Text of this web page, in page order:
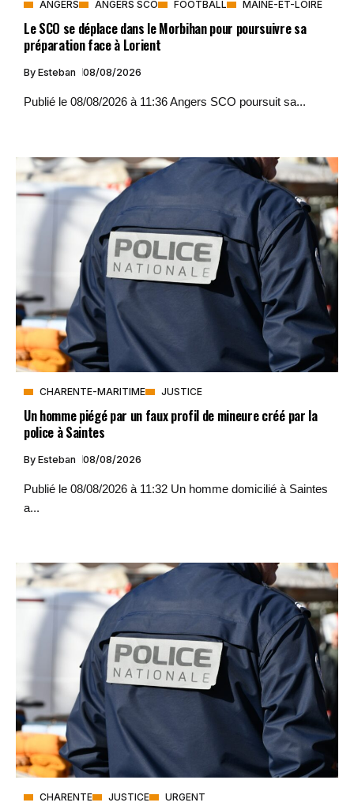
ANGERS ANGERS SCO FOOTBALL MAINE-ET-LOIRE
Le SCO se déplace dans le Morbihan pour poursuivre sa
préparation face à Lorient
By Esteban 08/08/2026
Publié le 08/08/2026 à 11:36 Angers SCO poursuit sa...
CHARENTE-MARITIME JUSTICE
Un homme piégé par un faux profil de mineure créé par la
police à Saintes
By Esteban 08/08/2026
Publié le 08/08/2026 à 11:32 Un homme domicilié à Saintes
a...
CHARENTE JUSTICE URGENT